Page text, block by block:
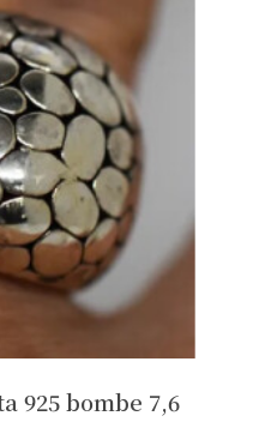
925 bombe 7,6